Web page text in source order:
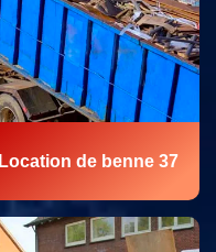
Location de benne 37